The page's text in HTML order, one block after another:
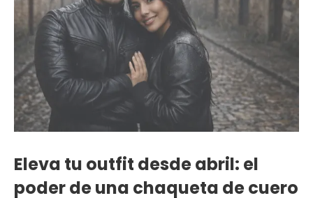
Eleva tu outfit desde abril: el
poder de una chaqueta de cuero